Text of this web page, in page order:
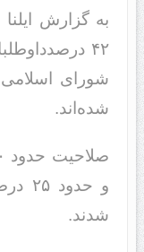
به گزارش
۴۲
شورای اسلامی
شده‌اند.
و
شدند.